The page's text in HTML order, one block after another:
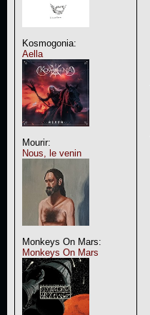
Kosmogonia:
Aella
Mourir:
Nous, le venin
Monkeys On Mars:
Monkeys On Mars